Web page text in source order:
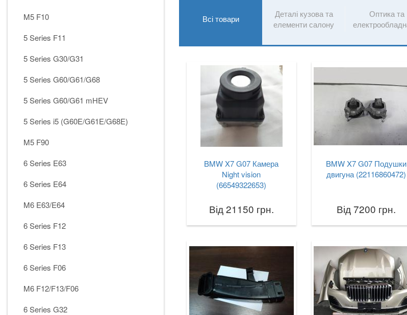
M5 F10
5 Series F11
5 Series G30/G31
5 Series G60/G61/G68
5 Series G60/G61 mHEV
5 Series i5 (G60E/G61E/G68E)
M5 F90
6 Series E63
6 Series E64
M6 E63/E64
6 Series F12
6 Series F13
6 Series F06
M6 F12/F13/F06
6 Series G32
Всі товари
Деталі кузова та
елементи салону
Оптика та
BMW X7 G07 Камера
Night vision
(66549322653)
Від 21150 грн.
BMW X7 G07 Подушки
двигуна (22116860472)
Від 7200 грн.